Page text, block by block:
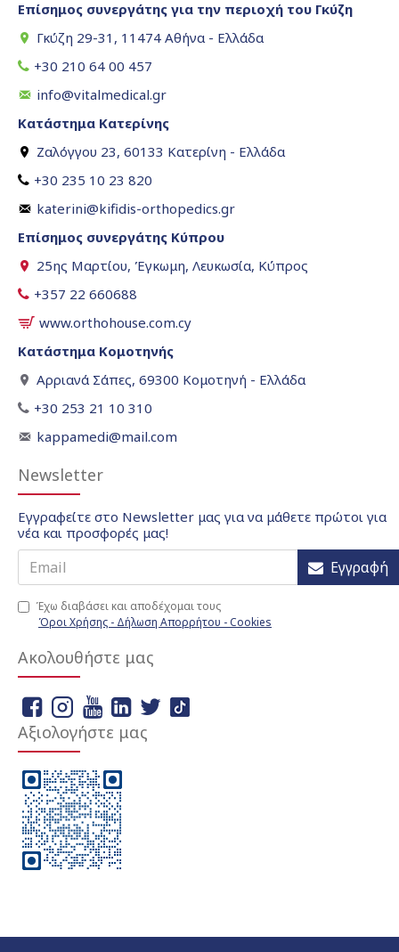
Επίσημος συνεργάτης για την περιοχή του Γκύζη
Γκύζη 29-31, 11474 Αθήνα - Ελλάδα
+30 210 64 00 457
info@vitalmedical.gr
Κατάστημα Κατερίνης
Ζαλόγγου 23, 60133 Κατερίνη - Ελλάδα
+30 235 10 23 820
katerini@kifidis-orthopedics.gr
Επίσημος συνεργάτης Κύπρου
25ης Μαρτίου, Έγκωμη, Λευκωσία, Κύπρος
+357 22 660688
www.orthohouse.com.cy
Κατάστημα Κομοτηνής
Αρριανά Σάπες, 69300 Κομοτηνή - Ελλάδα
+30 253 21 10 310
kappamedi@mail.com
Newsletter
Εγγραφείτε στο Newsletter μας για να μάθετε πρώτοι για
νέα και προσφορές μας!
Εγγραφή
Έχω διαβάσει και αποδέχομαι τους
Όροι Χρήσης - Δήλωση Απορρήτου - Cookies
Ακολουθήστε μας
Αξιολογήστε μας